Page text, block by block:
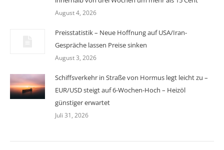
August 4, 2026
Preisstatistik – Neue Hoffnung auf USA/Iran-
Gespräche lassen Preise sinken
August 3, 2026
Schiffsverkehr in Straße von Hormus legt leicht zu –
EUR/USD steigt auf 6-Wochen-Hoch – Heizöl
günstiger erwartet
Juli 31, 2026